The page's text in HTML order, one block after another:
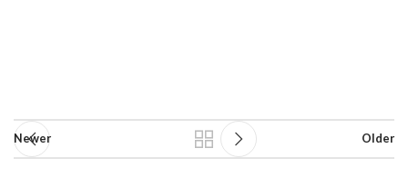
Newer Older